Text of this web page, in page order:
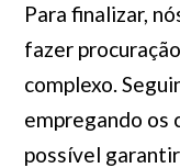
Para finalizar,
fazer
complexo.
empregando os
possível